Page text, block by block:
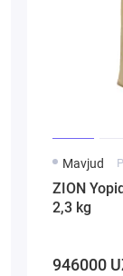
Mavjud
ZION
2,3 kg
946000